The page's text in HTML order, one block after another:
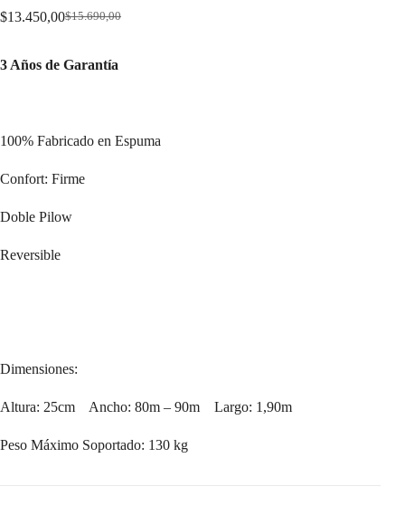
$15.690,00
Original
$15.690,00.
$13.450,00Current
$13.450,00.
3 Años de Garantía
100% Fabricado en Espuma
Confort: Firme
Doble Pilow
Reversible
Dimensiones:
Altura: 25cm Ancho: 80m – 90m Largo: 1,90m
Peso Máximo Soportado: 130 kg